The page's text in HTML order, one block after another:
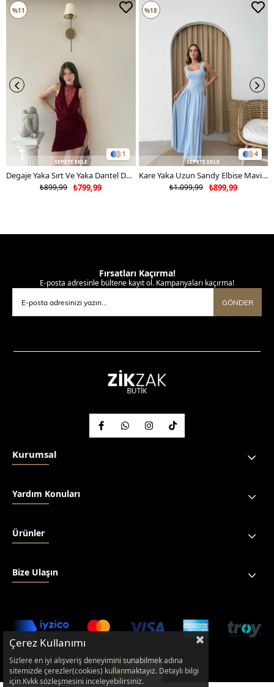
1
SEPETE EKLE
Degaje Yaka Sırt Ve Yaka Dantel Detay Mini Sandy Elbise Bordo 2104
₺799,99
₺899,99
%11
4
SEPETE EKLE
Kare Yaka Uzun Sandy Elbise Mavi 2102
₺899,99
₺1.099,99
%18
Fırsatları Kaçırma!
E-posta adresinle bültene kayıt ol. Kampanyaları kaçırma!
GÖNDER
Kurumsal
Yardım Konuları
Ürünler
Bize Ulaşın
Çerez Kullanımı
Sizlere en iyi alışveriş deneyimini sunabilmek adına
sitemizde çerezler(cookies) kullanmaktayız. Detaylı bilgi
için Kvkk sözleşmesini inceleyebilirsiniz.